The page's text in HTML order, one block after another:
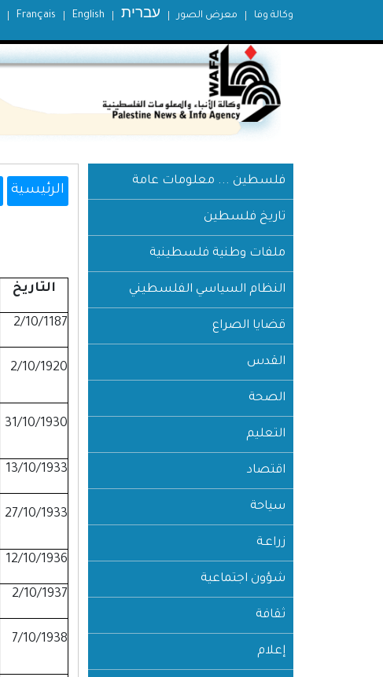
Français English עברית معرض الصور وكالة وفا
فلسطين ... معلومات عامة
تاريخ فلسطين
ملفات وطنية فلسطينية
النظام السياسي الفلسطيني
قضايا الصراع
القدس
الصحة
التعليم
اقتصاد
سياحة
زراعـة
شؤون اجتماعية
ثقافة
إعلام
الرئيسية
التاريخ
2/10/1187
2/10/1920
31/10/1930
13/10/1933
27/10/1933
12/10/1936
2/10/1937
7/10/1938